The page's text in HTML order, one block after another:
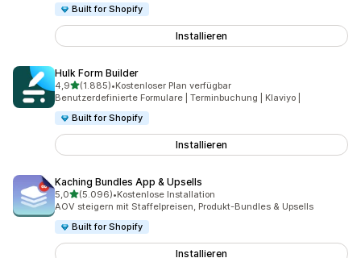
Built for Shopify
Installieren
Hulk Form Builder
4,9von 5 Sternen
(1.885)
1885 Rezensionen insgesamt
•Kostenloser Plan verfügbar
Benutzerdefinierte Formulare | Terminbuchung | Klaviyo |
Built for Shopify
Installieren
Kaching Bundles App & Upsells
5,0von 5 Sternen
(5.096)
5096 Rezensionen insgesamt
•Kostenlose Installation
AOV steigern mit Staffelpreisen, Produkt-Bundles & Upsells
Built for Shopify
Installieren